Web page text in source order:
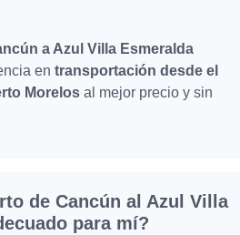
a Azul Villa Esmeralda
en transportación desde el
Morelos al mejor precio y sin
de Cancún al Azul Villa
para mí?